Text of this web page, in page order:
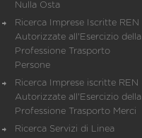
Nulla Osta
Ricerca Imprese Iscritte REN
Autorizzate all'Esercizio della
Professione Trasporto
Persone
Ricerca Imprese iscritte REN
Autorizzate all'Esercizio della
Professione Trasporto Merci
Ricerca Servizi di Linea